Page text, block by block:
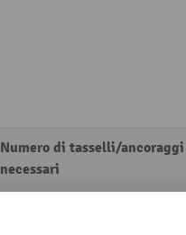
Numero di tasselli/ancoraggi
necessari